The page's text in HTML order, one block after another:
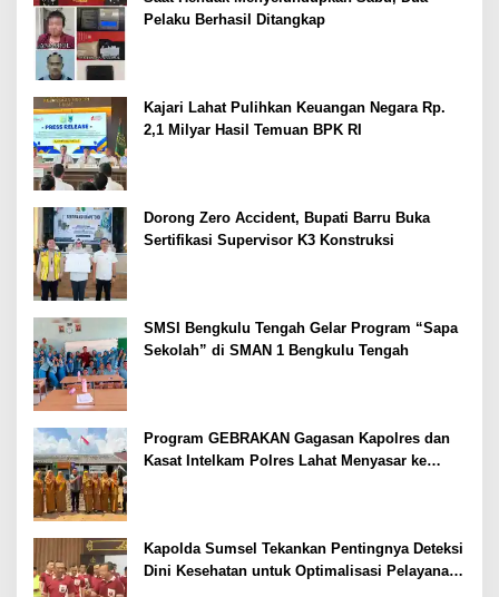
Pelaku Berhasil Ditangkap
Kajari Lahat Pulihkan Keuangan Negara Rp.
2,1 Milyar Hasil Temuan BPK RI
Dorong Zero Accident, Bupati Barru Buka
Sertifikasi Supervisor K3 Konstruksi
SMSI Bengkulu Tengah Gelar Program “Sapa
Sekolah” di SMAN 1 Bengkulu Tengah
Program GEBRAKAN Gagasan Kapolres dan
Kasat Intelkam Polres Lahat Menyasar ke
Kapolda Sumsel Tekankan Pentingnya Deteksi
Dini Kesehatan untuk Optimalisasi Pelayanan